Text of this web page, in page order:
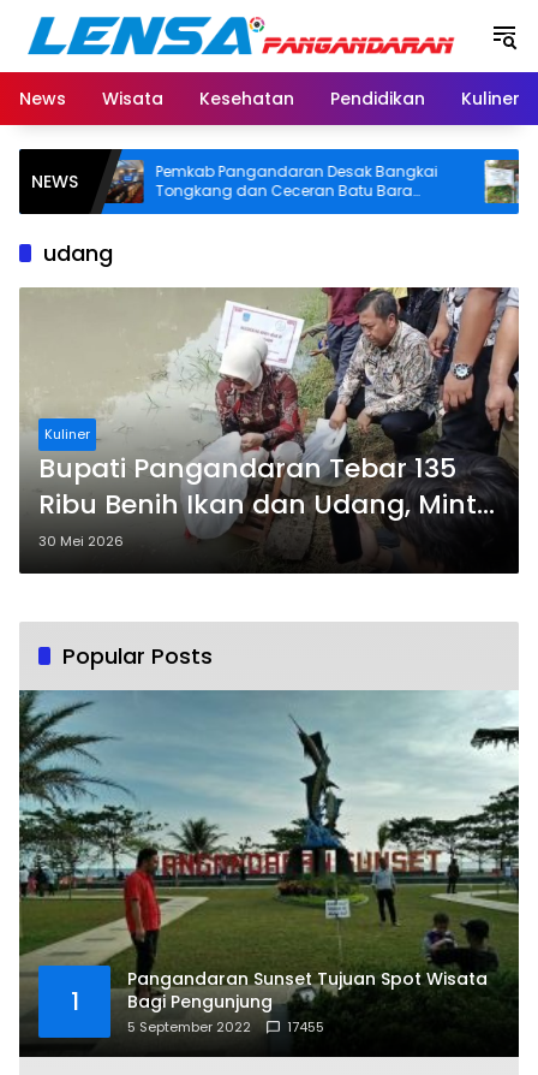
Langsung
konten
News
Wisata Kesehatan Pendidikan Kuliner
NEWS
Pemkab Pangandaran Desak Bangkai
Tongkang dan Ceceran Batu Bara
Segera Diangkat, Soroti Buruknya
BPN
SHM
Usut
udang
Kuliner
Bupati Pangandaran Tebar 135
Ribu Benih Ikan dan Udang, Minta
Jangan Disetrum dan Diracun
30 Mei 2026
Popular Posts
1
Pangandaran Sunset Tujuan Spot Wisata
Bagi Pengunjung
5 September 2022 17455